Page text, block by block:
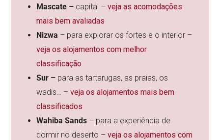
Mascate – capital – veja as acomodações
mais bem avaliadas
Nizwa – para explorar os fortes e o interior –
veja os alojamentos com melhor
classificação
Sur – para as tartarugas, as praias, os
wadis… –veja os alojamentos mais bem
classificados
Wahiba Sands – para a experiência de
dormir no deserto –veja os alojamentos com